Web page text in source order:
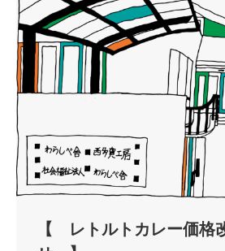
【 レトルトカレー価格